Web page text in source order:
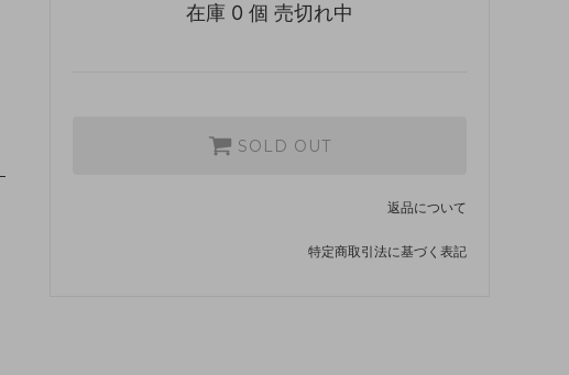
在庫 0 個 売切れ中
SOLD OUT
返品について
特定商取引法に基づく表記